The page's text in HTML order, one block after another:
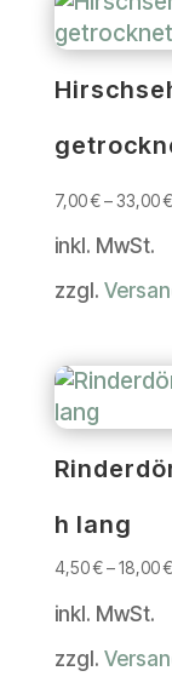
7,00€–33,00€
inkl. MwSt.
zzgl.
h lang
4,50€–18,00€
inkl. MwSt.
zzgl.